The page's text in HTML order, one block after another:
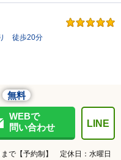
り 徒歩20分
無料
WEBで
問い合わせ
LINE
で【予約制】 定休日：水曜日